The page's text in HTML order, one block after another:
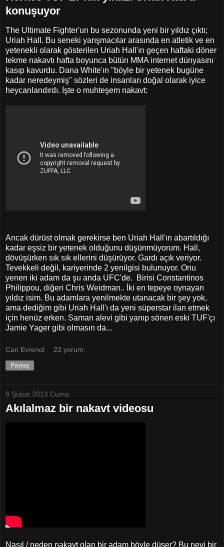
konuşuyor
The Ultimate Fighter'un bu sezonunda yeni bir yıldız çıktı;
Uriah Hall. Bu seneki yarışmacılar arasında en atletik ve en
yetenekli olarak gösterilen Uriah Hall'ın geçen haftaki döner
tekme nakavtı hafta boyunca bütün MMA internet dünyasını
kasıp kavurdu. Dana White'ın "böyle bir yetenek bugüne
kadar neredeymiş" sözleri de insanları doğal olarak iyice
heycanlandırdı. İşte o muhteşem nakavt:
Ancak dürüst olmak gerekirse ben Uriah Hall'ın abartıldığı
kadar eşsiz bir yetenek olduğunu düşünmüyorum. Hall,
dövüşürken sık sık ellerini düşürüyor. Gardı açık veriyor.
Tevekkeli değil, kariyerinde 2 yenilgisi bulunuyor. Onu
yenen iki adam da şu anda UFC'de. Birisi Constantinos
Philippou, diğeri Chris Weidman.. İki en tepeye oynayan
yıldız isim. Bu adamlara yenilmekte utanacak bir şey yok,
ama dediğim gibi Uriah Hall'ı da yeni süperstar ilan etmek
için henüz erken. Saman alevi gibi yanıp sönen eski TUF'çı
Jamie Yager gibi olmasın da...
Can Evrenol 22 yorum:
Paylaş
8 Şubat 2013 Cuma
Akılalmaz bir nakavt videosu
Nasıl / neden nakavt olan bir adam böyle düşer? Bu nevi bir